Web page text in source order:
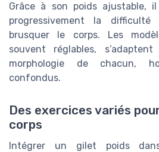
Grâce à son poids ajustable, il
progressivement la
brusquer le corps. Les
souvent réglables,
morphologie de chacun,
confondus.
Des exercices variés
corps
Intégrer un gilet poids